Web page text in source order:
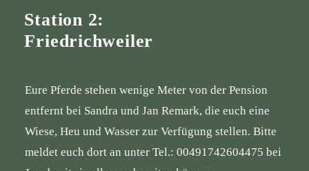
Station 2:
Friedrichweiler
Eure Pferde stehen wenige Meter von der Pension
entfernt bei Sandra und Jan Remark, die euch eine
Wiese, Heu und Wasser zur Verfügung stellen. Bitte
meldet euch dort an unter Tel.: 00491742604475 bei